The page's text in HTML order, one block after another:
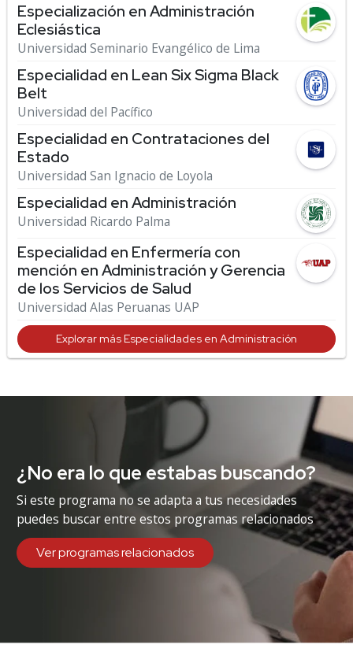
Especialización en Administración
Eclesiástica
Universidad Seminario Evangélico de Lima
Especialidad en Lean Six Sigma Black
Belt
Universidad del Pacífico
Especialidad en Contrataciones del
Estado
Universidad San Ignacio de Loyola
Especialidad en Administración
Universidad Ricardo Palma
Especialidad en Enfermería con
mención en Administración y Gerencia
de los Servicios de Salud
Universidad Alas Peruanas UAP
Explorar más Especialidades en Administración
¿No era lo que estabas buscando?
Si este programa no se adapta a tus necesidades
puedes buscar entre estos programas relacionados
Ver programas relacionados